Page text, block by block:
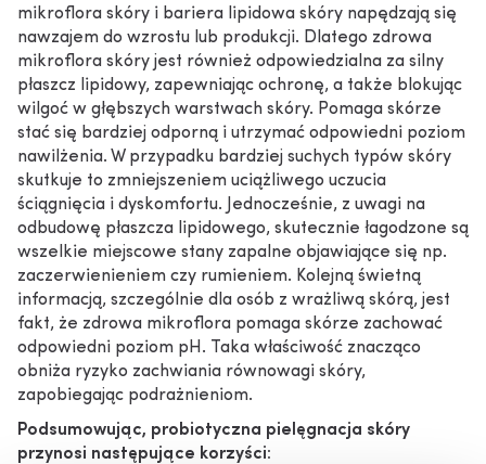
mikroflora skóry i bariera lipidowa skóry napędzają się
nawzajem do wzrostu lub produkcji. Dlatego zdrowa
mikroflora skóry jest również odpowiedzialna za silny
płaszcz lipidowy, zapewniając ochronę, a także blokując
wilgoć w głębszych warstwach skóry. Pomaga skórze
stać się bardziej odporną i utrzymać odpowiedni poziom
nawilżenia. W przypadku bardziej suchych typów skóry
skutkuje to zmniejszeniem uciążliwego uczucia
ściągnięcia i dyskomfortu. Jednocześnie, z uwagi na
odbudowę płaszcza lipidowego, skutecznie łagodzone są
wszelkie miejscowe stany zapalne objawiające się np.
zaczerwienieniem czy rumieniem. Kolejną świetną
informacją, szczególnie dla osób z wrażliwą skórą, jest
fakt, że zdrowa mikroflora pomaga skórze zachować
odpowiedni poziom pH. Taka właściwość znacząco
obniża ryzyko zachwiania równowagi skóry,
zapobiegając podrażnieniom.
Podsumowując, probiotyczna pielęgnacja skóry
przynosi następujące korzyści: